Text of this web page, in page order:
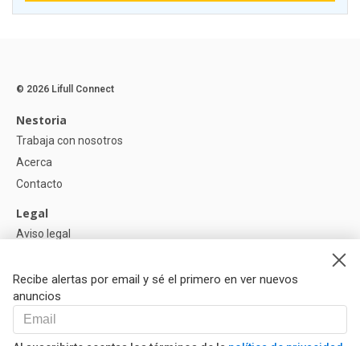
Recibe alertas por email y sé el primero en ver nuevos
anuncios
© 2026 Lifull Connect
Nestoria
Trabaja con nosotros
Acerca
Contacto
Legal
Aviso legal
Política de Cookies
Ayuda
Preguntas